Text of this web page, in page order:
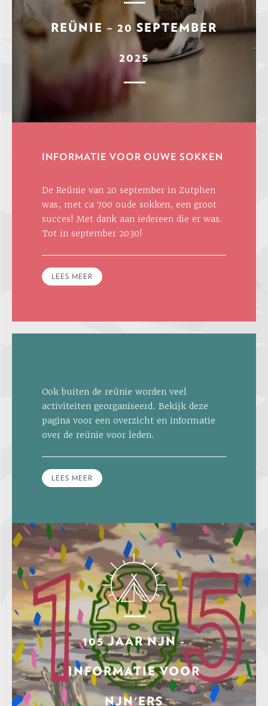
REÜNIE – 20 SEPTEMBER
2025
INFORMATIE VOOR OUWE SOKKEN
De Reünie van 20 september in Zutphen
was, met ca 700 oude sokken, een groot
succes! Met dank aan iedereen die er was.
Tot in september 2030!
LEES MEER
Ook buiten de reünie worden veel
activiteiten georganiseerd. Bekijk deze
pagina voor een overzicht en informatie
over de reünie voor leden.
LEES MEER
105 JAAR NJN -
INFORMATIE VOOR
NJN'ERS